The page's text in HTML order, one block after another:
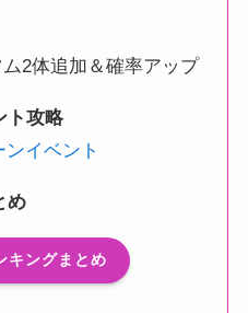
2体追加＆確率アップ
ト攻略
イベント
め
キングまとめ